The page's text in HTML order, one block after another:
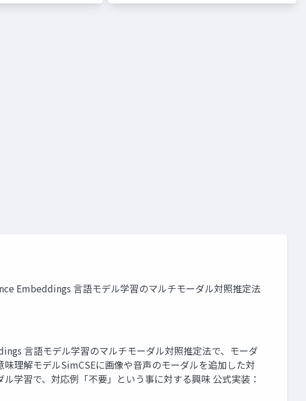
Embeddings 言語モデル学習のマルチモーダル対照推定法
言語モデル学習のマルチモーダル対照推定法で、モーダ
理解モデルSimCSEに画像や音声のモーダルを追加した対
学習で、対応例「不要」という事に対する興味 公式実装：